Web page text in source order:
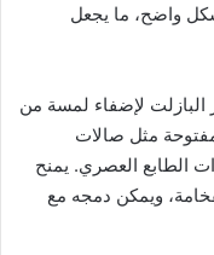
واضح، ما يجعل
البازلت لإضفاء لمسة من
مثل صالات
الطابع العصري. يمنح
ويمكن دمجه مع